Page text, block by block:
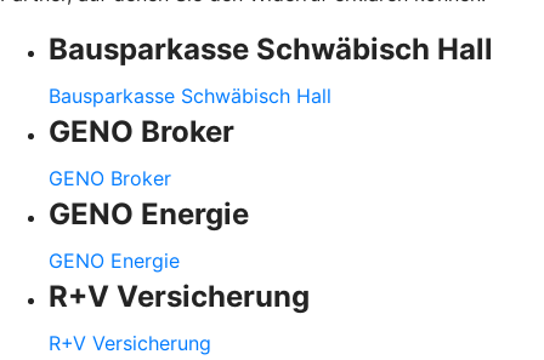
Bausparkasse Schwäbisch Hall
Bausparkasse Schwäbisch Hall
GENO Broker
GENO Broker
GENO Energie
GENO Energie
R+V Versicherung
R+V Versicherung